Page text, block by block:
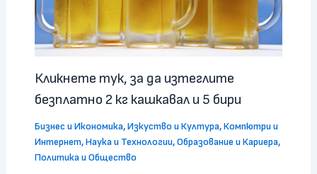
Кликнете тук, за да изтеглите
безплатно 2 кг кашкавал и 5 бири
Бизнес и Икономика,Изкуство и Култура,Компютри и
Интернет,Наука и Технологии,Образование и Кариера,
Политика и Общество